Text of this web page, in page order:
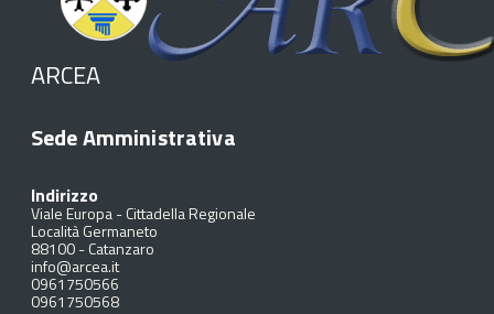
ARCEA
Sede Amministrativa
Indirizzo
Viale Europa - Cittadella Regionale
Località Germaneto
88100-Catanzaro
info@arcea.it
0961750566
0961750568